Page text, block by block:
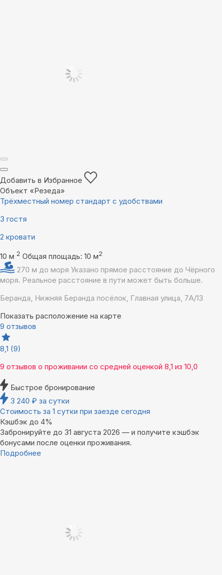
Добавить в Избранное
Объект «Резеда»
Трёхместный номер стандарт с удобствами
3 гостя
2 кровати
10 м 2 Общая площадь: 10 м2
270 м до моря Указано прямое расстояние до Чёрного
моря. Реальное расстояние в пути может быть больше.
Беранда, Нижняя Беранда посёлок, Главная улица, 7А/13
Показать расположение на карте
9 отзывов
8,1 (9)
9 отзывов о проживании со средней оценкой 8,1 из 10,0
Быстрое бронирование
3 240 ₽ за сутки
Стоимость за 1 сутки при заезде сегодня
Кэшбэк до 4%
Забронируйте до 31 августа 2026 — и получите кэшбэк
бонусами после оценки проживания.
Подробнее